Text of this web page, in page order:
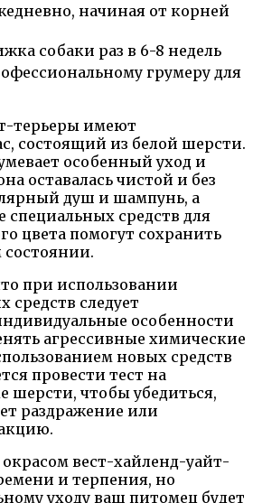
начиная от корней
собаки раз в 6-8 недель
грумеру для
терьеры имеют
состоящий из белой шерсти.
особенный уход и
оставалась чистой и без
душ и шампунь, а
средств для
цвета помогут сохранить
состоянии.
при использовании
следует
особенности
агрессивные химические
новых средств
провести тест на
шерсти, чтобы убедиться,
раздражение или
вест-хайленд-уайт-
и терпения, но
уходу ваш питомец будет